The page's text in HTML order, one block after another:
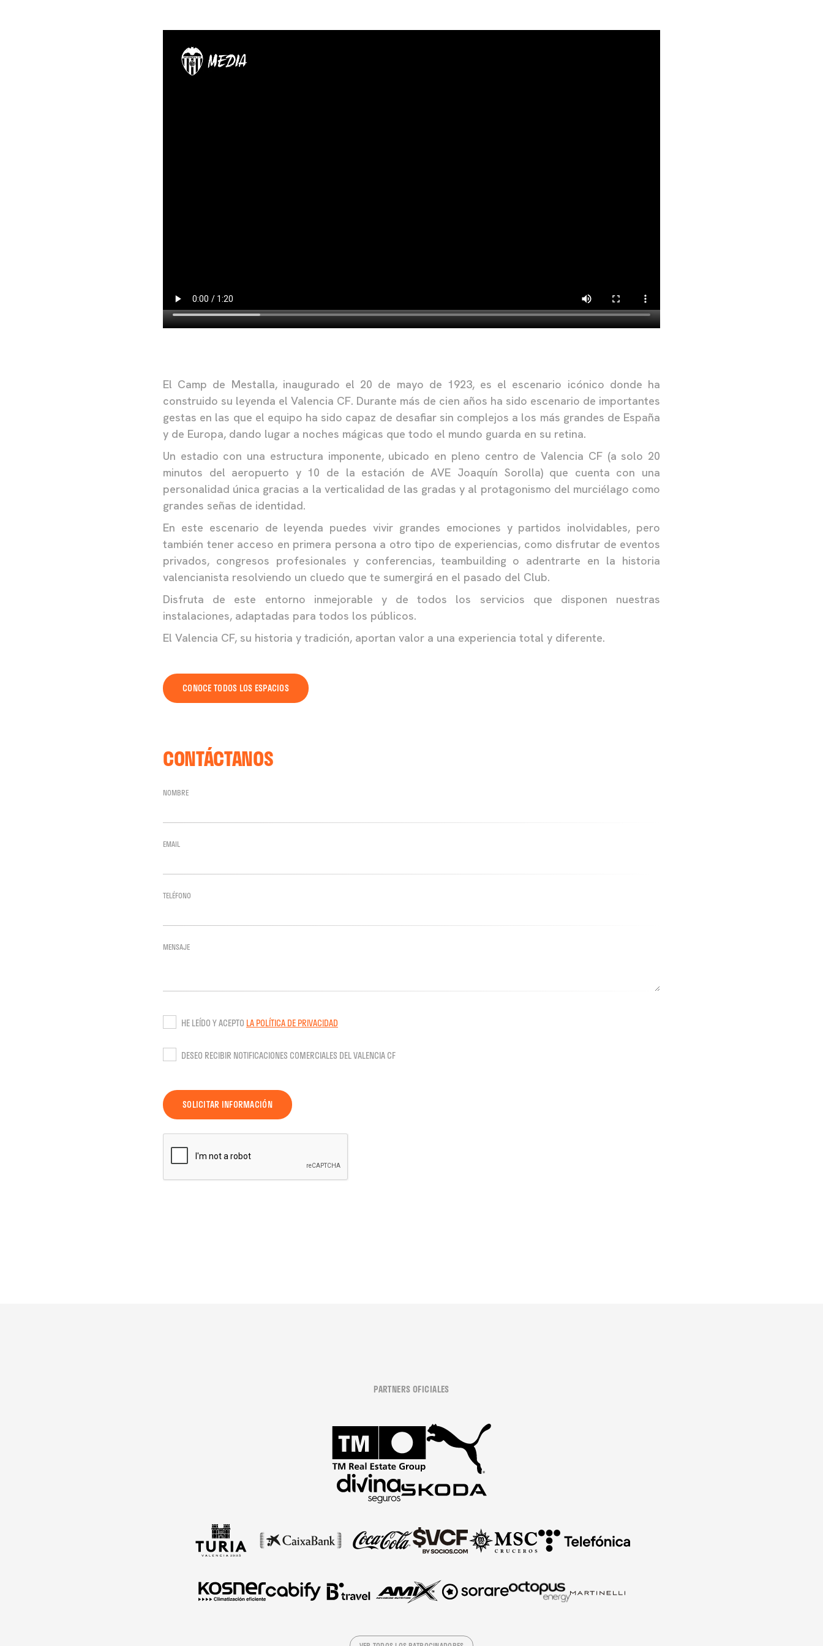
El Camp de Mestalla, inaugurado el 20 de mayo de 1923, es el escenario icónico donde ha
construido su leyenda el Valencia CF. Durante más de cien años ha sido escenario de importantes
gestas en las que el equipo ha sido capaz de desafiar sin complejos a los más grandes de España
y de Europa, dando lugar a noches mágicas que todo el mundo guarda en su retina.
Un estadio con una estructura imponente, ubicado en pleno centro de Valencia CF (a solo 20
minutos del aeropuerto y 10 de la estación de AVE Joaquín Sorolla) que cuenta con una
personalidad única gracias a la verticalidad de las gradas y al protagonismo del murciélago como
grandes señas de identidad.
En este escenario de leyenda puedes vivir grandes emociones y partidos inolvidables, pero
también tener acceso en primera persona a otro tipo de experiencias, como disfrutar de eventos
privados, congresos profesionales y conferencias, teambuilding o adentrarte en la historia
valencianista resolviendo un cluedo que te sumergirá en el pasado del Club.
Disfruta de este entorno inmejorable y de todos los servicios que disponen nuestras
instalaciones, adaptadas para todos los públicos.
El Valencia CF, su historia y tradición, aportan valor a una experiencia total y diferente.
CONOCE TODOS LOS ESPACIOS
EVENTOS PRIVADOS
TEAMBUILDING
CONTÁCTANOS
NOMBRE
EMAIL
TELÉFONO
MENSAJE
HE LEÍDO Y ACEPTO LA POLÍTICA DE PRIVACIDAD
DESEO RECIBIR NOTIFICACIONES COMERCIALES DEL VALENCIA CF
SOLICITAR INFORMACIÓN
PARTNERS OFICIALES